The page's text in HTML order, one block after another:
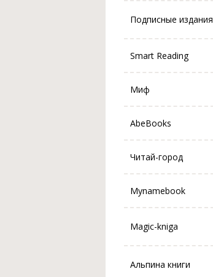
Подписные издания
Smart Reading
Миф
AbeBooks
Читай-город
Mynamebook
Magic-kniga
Альпина книги